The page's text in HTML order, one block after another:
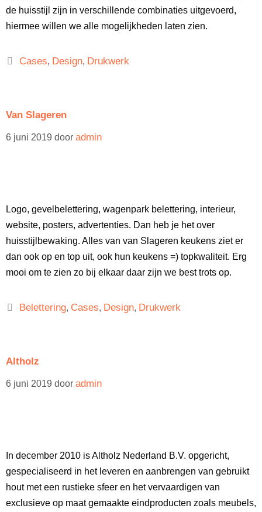
de huisstijl zijn in verschillende combinaties uitgevoerd,
hiermee willen we alle mogelijkheden laten zien.
Cases, Design, Drukwerk
Van Slageren
6 juni 2019 door admin
Logo, gevelbelettering, wagenpark belettering, interieur,
website, posters, advertenties. Dan heb je het over
huisstijlbewaking. Alles van van Slageren keukens ziet er
dan ook op en top uit, ook hun keukens =) topkwaliteit. Erg
mooi om te zien zo bij elkaar daar zijn we best trots op.
Belettering, Cases, Design, Drukwerk
Altholz
6 juni 2019 door admin
In december 2010 is Altholz Nederland B.V. opgericht,
gespecialiseerd in het leveren en aanbrengen van gebruikt
hout met een rustieke sfeer en het vervaardigen van
exclusieve op maat gemaakte eindproducten zoals meubels,